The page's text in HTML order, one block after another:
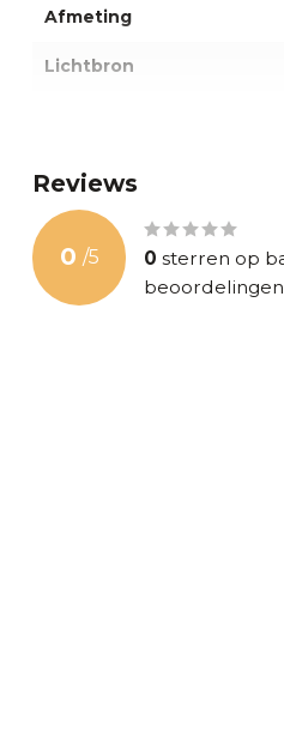
welkom inonze showroom
Afmeting
Lichtbron
Reviews
0 /5 0 sterren op
beoordelingen